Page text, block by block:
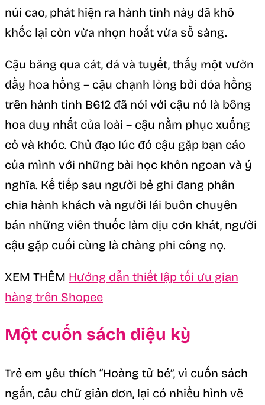
núi cao, phát hiện ra hành tinh này đã khô
khốc lại còn vừa nhọn hoắt vừa sỗ sàng.
Cậu băng qua cát, đá và tuyết, thấy một vườn
đầy hoa hồng – cậu chạnh lòng bởi đóa hồng
trên hành tinh B612 đã nói với cậu nó là bông
hoa duy nhất của loài – cậu nằm phục xuống
cỏ và khóc. Chủ đạo lúc đó cậu gặp bạn cáo
của mình với những bài học khôn ngoan và ý
nghĩa. Kế tiếp sau người bẻ ghi đang phân
chia hành khách và người lái buôn chuyên
bán những viên thuốc làm dịu cơn khát, người
cậu gặp cuối cùng là chàng phi công nọ.
XEM THÊM Hướng dẫn thiết lập tối ưu gian
hàng trên Shopee
Một cuốn sách diệu kỳ
Trẻ em yêu thích “Hoàng tử bé”, vì cuốn sách
ngắn, câu chữ giản đơn, lại có nhiều hình vẽ